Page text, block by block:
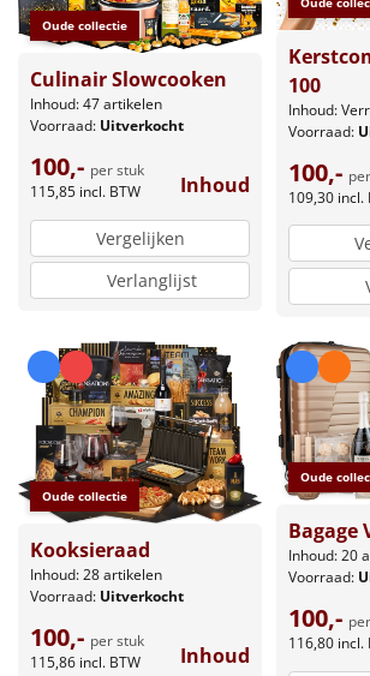
Oude collectie
Culinair Slowcooken
Inhoud: 47 artikelen
Voorraad: Uitverkocht
100,- per stuk
115,85 incl. BTW Inhoud
Vergelijken
Verlanglijst
100
Inhoud:
Voorraad:
100,-
109,30 incl.
Oude collectie
Kooksieraad
Inhoud: 28 artikelen
Voorraad: Uitverkocht
100,- per stuk
115,86 incl. BTW Inhoud
Oude
Bagage
Inhoud: 20
Voorraad:
100,-
116,80 incl.